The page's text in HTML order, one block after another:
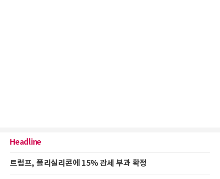
Headline
트럼프, 폴리실리콘에 15% 관세 부과 확정